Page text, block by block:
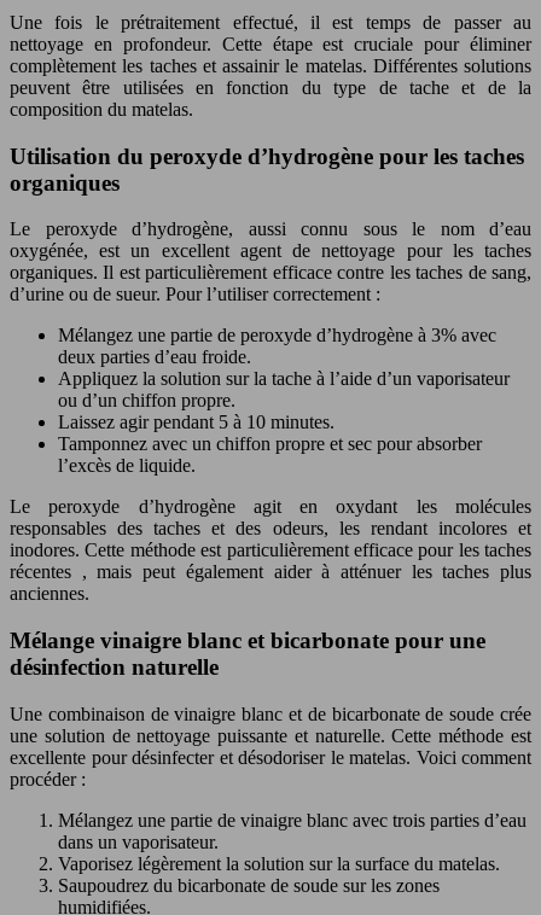
Une fois le prétraitement effectué, il est temps de passer au
nettoyage en profondeur. Cette étape est cruciale pour éliminer
complètement les taches et assainir le matelas. Différentes solutions
peuvent être utilisées en fonction du type de tache et de la
composition du matelas.
Utilisation du peroxyde d’hydrogène pour les taches
organiques
Le peroxyde d’hydrogène, aussi connu sous le nom d’eau
oxygénée, est un excellent agent de nettoyage pour les taches
organiques. Il est particulièrement efficace contre les taches de sang,
d’urine ou de sueur. Pour l’utiliser correctement :
Mélangez une partie de peroxyde d’hydrogène à 3% avec
deux parties d’eau froide.
Appliquez la solution sur la tache à l’aide d’un vaporisateur
ou d’un chiffon propre.
Laissez agir pendant 5 à 10 minutes.
Tamponnez avec un chiffon propre et sec pour absorber
l’excès de liquide.
Le peroxyde d’hydrogène agit en oxydant les molécules
responsables des taches et des odeurs, les rendant incolores et
inodores. Cette méthode est particulièrement efficace pour les taches
récentes , mais peut également aider à atténuer les taches plus
anciennes.
Mélange vinaigre blanc et bicarbonate pour une
désinfection naturelle
Une combinaison de vinaigre blanc et de bicarbonate de soude crée
une solution de nettoyage puissante et naturelle. Cette méthode est
excellente pour désinfecter et désodoriser le matelas. Voici comment
procéder :
Mélangez une partie de vinaigre blanc avec trois parties d’eau
dans un vaporisateur.
Vaporisez légèrement la solution sur la surface du matelas.
Saupoudrez du bicarbonate de soude sur les zones
humidifiées.